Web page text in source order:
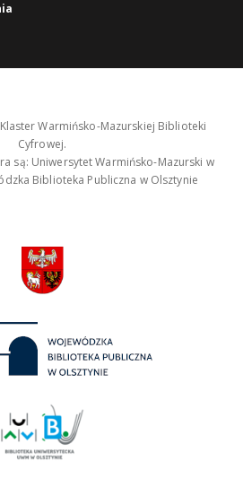
Warmińsko-Mazurskiej Biblioteki
Cyfrowej.
są: Uniwersytet Warmińsko-Mazurski w
Biblioteka Publiczna w Olsztynie